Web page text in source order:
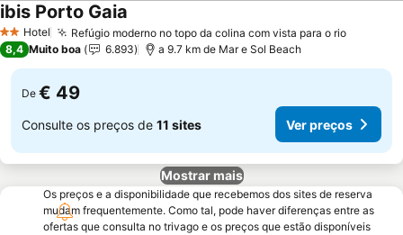
2 Estrelas
Hotel Refúgio moderno no topo da colina com vista para o rioVer
ibis Porto Gaia
8,4 Muito boa 6.893 a 9.7 km de Mar e Sol Beach
De € 49
Consulte os preços de 11 sites Ver preços
Mostrar mais
Os preços e a disponibilidade que recebemos dos sites de reserva
mudam frequentemente. Como tal, pode haver diferenças entre as
ofertas que consulta no trivago e os preços que estão disponíveis